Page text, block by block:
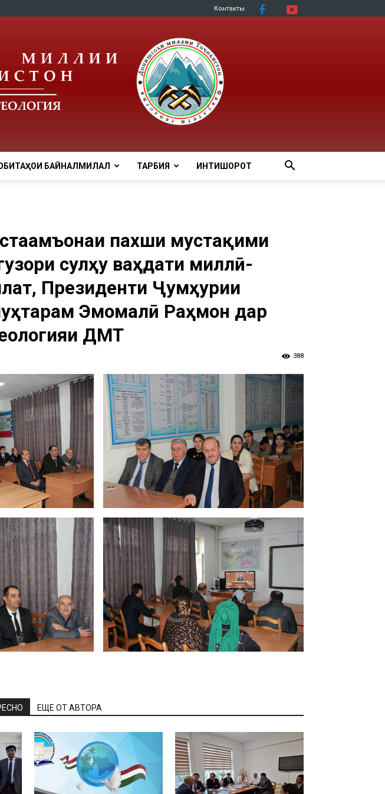
Контакты
БАЙНАЛМИЛАЛӢ ТАРБИЯ ИНТИШОРОТ
пахши мустақими
сулҳу ваҳдати миллӣ-
Президенти Ҷумҳурии
Эмомалӣ Раҳмон дар
ДМТ
388
ЕЩЕ ОТ АВТОРА